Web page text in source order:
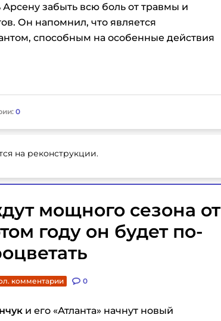
забыть всю боль от травмы и
Он напомнил, что является
способным на особенные действия
0
на реконструкции.
мощного сезона от
году он будет по-
комментарии 0
и его «Атланта» начнут новый